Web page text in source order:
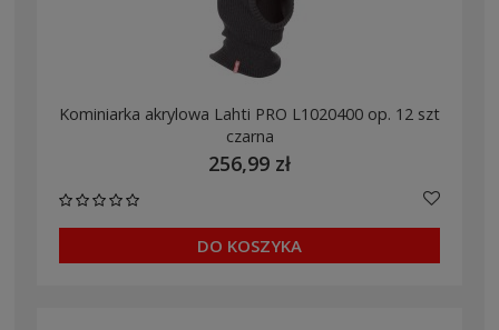
Kominiarka akrylowa Lahti PRO L1020400 op. 12 szt
czarna
256,99 zł
DO KOSZYKA